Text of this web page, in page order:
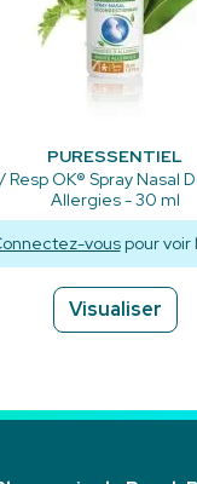
PURESSENTIEL
Resp OK® Spray Nasal
Allergies - 30 ml
vouspour voir
Visualiser